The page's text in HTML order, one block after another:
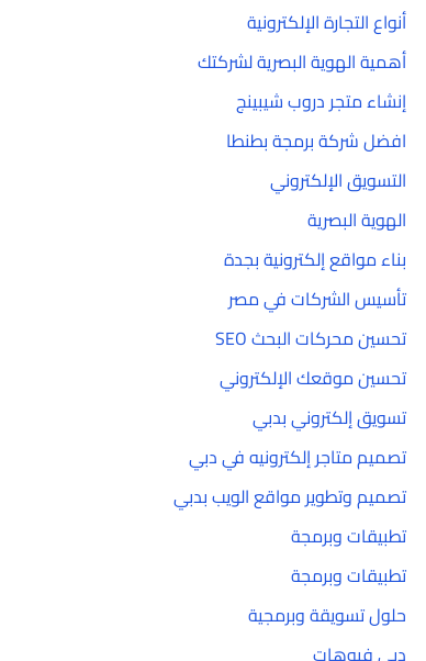
أنواع التجارة الإلكترونية
أهمية الهوية البصرية لشركتك
إنشاء متجر دروب شيبينج
افضل شركة برمجة بطنطا
التسويق الإلكتروني
الهوية البصرية
بناء مواقع إلكترونية بجدة
تأسيس الشركات في مصر
تحسين محركات البحث SEO
تحسين موقعك الإلكتروني
تسويق إلكتروني بدبي
تصميم متاجر إلكترونيه في دبي
تصميم وتطوير مواقع الويب بدبي
تطبيقات وبرمجة
تطبيقات وبرمجة
حلول تسويقة وبرمجية
دبي فيوهات